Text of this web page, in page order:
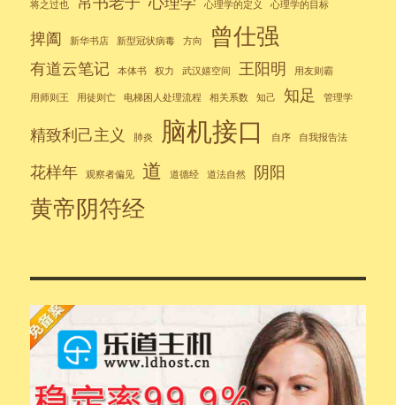
将之过也 心理学的定义 心理学的目标
捭阖 新华书店 新型冠状病毒 方向 曾仕强
有道云笔记 本体书 权力 武汉嬉空间 王阳明 用友则霸
用师则王 用徒则亡 电梯困人处理流程 相关系数 知己 知足 管理学
精致利己主义 肺炎 脑机接口 自序 自我报告法
花样年 观察者偏见 道 道德经 道法自然 阴阳
黄帝阴符经